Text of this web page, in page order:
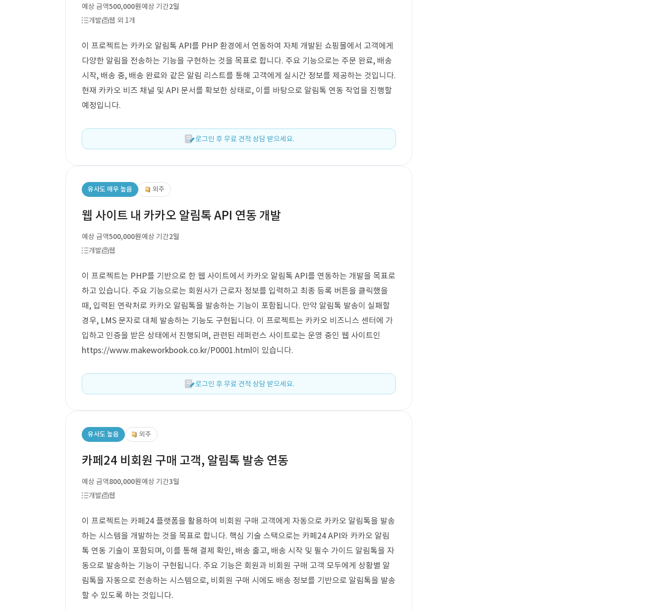
예상 금액500,000원예상 기간2일
개발
웹 외 1개
이 프로젝트는 카카오 알림톡 API를 PHP 환경에서 연동하여 자체 개발된 쇼핑몰에서 고객에게
다양한 알림을 전송하는 기능을 구현하는 것을 목표로 합니다. 주요 기능으로는 주문 완료, 배송
시작, 배송 중, 배송 완료와 같은 알림 리스트를 통해 고객에게 실시간 정보를 제공하는 것입니다.
현재 카카오 비즈 채널 및 API 문서를 확보한 상태로, 이를 바탕으로 알림톡 연동 작업을 진행할
예정입니다.
로그인 후 무료 견적 상담 받으세요.
유사도 매우 높음 외주
웹 사이트 내 카카오 알림톡 API 연동 개발
예상 금액500,000원예상 기간2일
개발
웹
이 프로젝트는 PHP를 기반으로 한 웹 사이트에서 카카오 알림톡 API를 연동하는 개발을 목표로
하고 있습니다. 주요 기능으로는 회원사가 근로자 정보를 입력하고 최종 등록 버튼을 클릭했을
때, 입력된 연락처로 카카오 알림톡을 발송하는 기능이 포함됩니다. 만약 알림톡 발송이 실패할
경우, LMS 문자로 대체 발송하는 기능도 구현됩니다. 이 프로젝트는 카카오 비즈니스 센터에 가
입하고 인증을 받은 상태에서 진행되며, 관련된 레퍼런스 사이트로는 운영 중인 웹 사이트인
https://www.makeworkbook.co.kr/P0001.html이 있습니다.
로그인 후 무료 견적 상담 받으세요.
유사도 높음 외주
카페24 비회원 구매 고객, 알림톡 발송 연동
예상 금액800,000원예상 기간3일
개발
웹
이 프로젝트는 카페24 플랫폼을 활용하여 비회원 구매 고객에게 자동으로 카카오 알림톡을 발송
하는 시스템을 개발하는 것을 목표로 합니다. 핵심 기술 스택으로는 카페24 API와 카카오 알림
톡 연동 기술이 포함되며, 이를 통해 결제 확인, 배송 출고, 배송 시작 및 필수 가이드 알림톡을 자
동으로 발송하는 기능이 구현됩니다. 주요 기능은 회원과 비회원 구매 고객 모두에게 상황별 알
림톡을 자동으로 전송하는 시스템으로, 비회원 구매 시에도 배송 정보를 기반으로 알림톡을 발송
할 수 있도록 하는 것입니다.